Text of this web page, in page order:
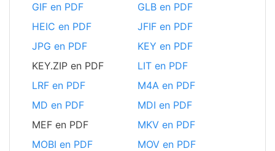
GIF en PDF
GLB en PDF
HEIC en PDF
JFIF en PDF
JPG en PDF
KEY en PDF
KEY.ZIP en PDF
LIT en PDF
LRF en PDF
M4A en PDF
MD en PDF
MDI en PDF
MEF en PDF
MKV en PDF
MOBI en PDF
MOV en PDF